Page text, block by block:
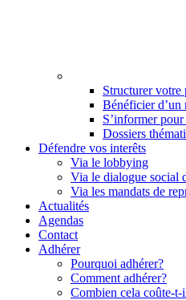
Structurer votre
Bénéficier d’un
S’informer
Dossiers
Défendre vos interêts
Via le lobbying
Via le dialogue social
Via les mandats de
Actualités
Agendas
Contact
Adhérer
Pourquoi adhérer?
Comment adhérer?
Combien cela coûte-t-